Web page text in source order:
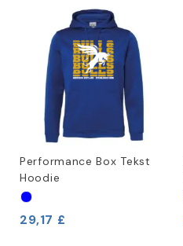
Performance Box Tekst
Hoodie
29,17 £